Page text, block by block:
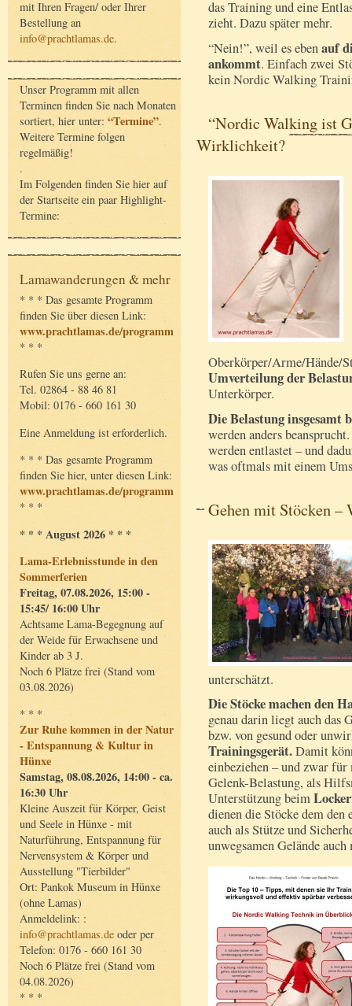
mit Ihren Fragen/ oder Ihrer
Bestellung an
info@prachtlamas.de.
Unser Programm mit allen
Terminen finden Sie nach Monaten
sortiert, hier unter: “Termine”.
Weitere Termine folgen
regelmäßig!
.
Im Folgenden finden Sie hier auf
der Startseite ein paar Highlight-
Termine:
Lamawanderungen & mehr
* * * Das gesamte Programm
finden Sie über diesen Link:
www.prachtlamas.de/programm
* * *
Rufen Sie uns gerne an:
Tel. 02864 - 88 46 81
Mobil: 0176 - 660 161 30
Eine Anmeldung ist erforderlich.
* * * Das gesamte Programm
finden Sie hier, unter diesen Link:
www.prachtlamas.de/programm
* * *
* * * August 2026 * * *
Lama-Erlebnisstunde in den
Sommerferien
Freitag, 07.08.2026, 15:00 -
15:45/ 16:00 Uhr
Achtsame Lama-Begegnung auf
der Weide für Erwachsene und
Kinder ab 3 J.
Noch 6 Plätze frei (Stand vom
03.08.2026)
* * *
Zur Ruhe kommen in der Natur
- Entspannung & Kultur in
Hünxe
Samstag, 08.08.2026, 14:00 - ca.
16:30 Uhr
Kleine Auszeit für Körper, Geist
und Seele in Hünxe - mit
Naturführung, Entspannung für
Nervensystem & Körper und
Ausstellung "Tierbilder"
Ort: Pankok Museum in Hünxe
(ohne Lamas)
Anmeldelink: :
info@prachtlamas.de oder per
Telefon: 0176 - 660 161 30
Noch 6 Plätze frei (Stand vom
04.08.2026)
* * *
das Training und eine
zieht. Dazu später mehr.
“Nein!”, weil es ebenauf
ankommt. Einfach zwei
kein Nordic Walking
“Nordic Walking ist
Wirklichkeit?
Oberkörper/Arme/Hände/
Umverteilung der
Unterkörper.
Die Belastung insgesamt
werden anders
werden entlastet – und
was oftmals mit einem
Gehen mit Stöcken
unterschätzt.
Die Stöcke machen den
genau darin liegt auch das
bzw. von gesund oder
Trainingsgerät.Damit
einbeziehen – und zwar
Gelenk-Belastung, als
Unterstützung beim
dienen die Stöcke dem den
auch als Stütze und
unwegsamen Gelände